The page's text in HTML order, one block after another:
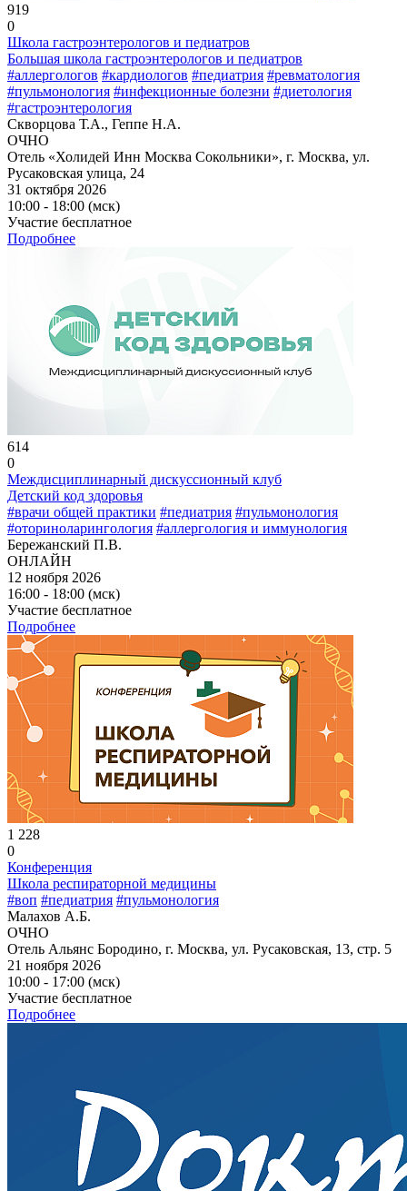
919
0
Школа гастроэнтерологов и педиатров
Большая школа гастроэнтерологов и педиатров
#аллергологов #кардиологов #педиатрия #ревматология
#пульмонология #инфекционные болезни #диетология
#гастроэнтерология
Скворцова Т.А., Геппе Н.А.
ОЧНО
Отель «Холидей Инн Москва Сокольники», г. Москва, ул.
Русаковская улица, 24
31 октября 2026
10:00 - 18:00 (мск)
Участие бесплатное
Подробнее
614
0
Междисциплинарный дискуссионный клуб
Детский код здоровья
#врачи общей практики #педиатрия #пульмонология
#оториноларингология #аллергология и иммунология
Бережанский П.В.
ОНЛАЙН
12 ноября 2026
16:00 - 18:00 (мск)
Участие бесплатное
Подробнее
1 228
0
Конференция
Школа респираторной медицины
#воп #педиатрия #пульмонология
Малахов А.Б.
ОЧНО
Отель Альянс Бородино, г. Москва, ул. Русаковская, 13, стр. 5
21 ноября 2026
10:00 - 17:00 (мск)
Участие бесплатное
Подробнее